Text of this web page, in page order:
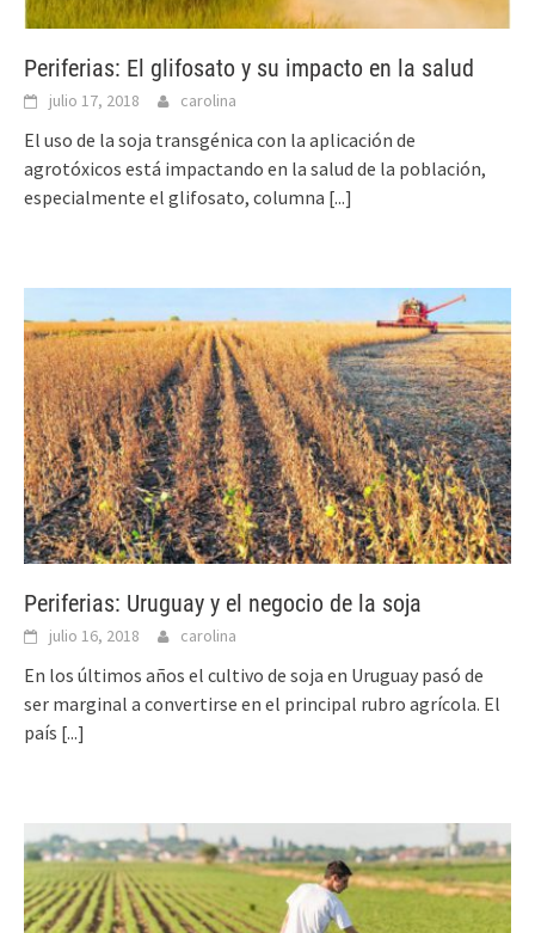
Periferias: El glifosato y su impacto en la salud
julio 17, 2018 carolina
El uso de la soja transgénica con la aplicación de
agrotóxicos está impactando en la salud de la población,
especialmente el glifosato, columna [...]
Periferias: Uruguay y el negocio de la soja
julio 16, 2018 carolina
En los últimos años el cultivo de soja en Uruguay pasó de
ser marginal a convertirse en el principal rubro agrícola. El
país [...]